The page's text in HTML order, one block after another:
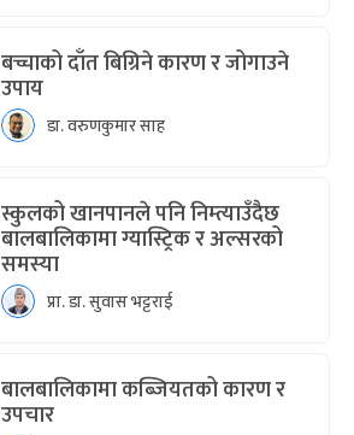
बच्चाको दाँत बिग्रिने कारण र जोगाउने
उपाय
डा. वरुणकुमार साह
स्कुलको खानपानले पनि निम्त्याउँदैछ
बालबालिकामा ग्यास्ट्रिक र अल्सरको
समस्या
प्रा. डा. सुवास भट्टराई
बालबालिकामा कब्जियतको कारण र
उपचार